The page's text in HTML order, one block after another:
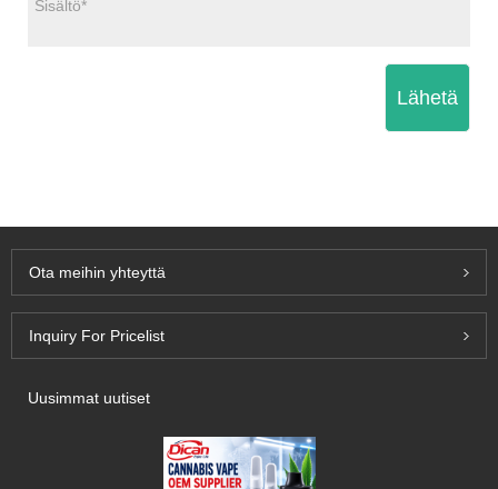
Lähetä
Ota meihin yhteyttä
Inquiry For Pricelist
Uusimmat uutiset